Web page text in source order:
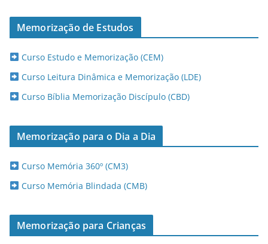
Memorização de Estudos
Curso Estudo e Memorização (CEM)
Curso Leitura Dinâmica e Memorização (LDE)
Curso Bíblia Memorização Discípulo (CBD)
Memorização para o Dia a Dia
Curso Memória 360º (CM3)
Curso Memória Blindada (CMB)
Memorização para Crianças